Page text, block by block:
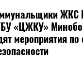
ЖКС
«ЦЖКУ»
по обеспечению